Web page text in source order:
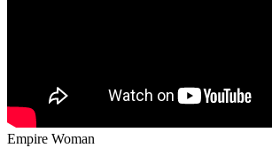
Empire Woman